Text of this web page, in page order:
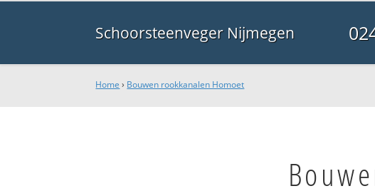
Schoorsteenveger Nijmegen
Home › Bouwen rookkanalen Homoet